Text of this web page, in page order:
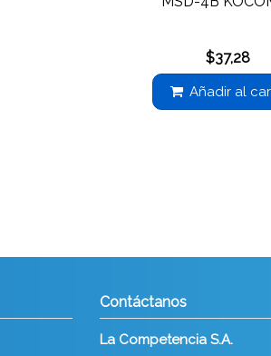
$37,28
Añadir al
Contáctanos
La Competencia S.A.